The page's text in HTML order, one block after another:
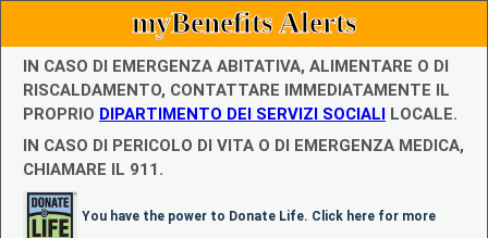
myBenefits Alerts
IN CASO DI EMERGENZA ABITATIVA, ALIMENTARE O DI
RISCALDAMENTO, CONTATTARE IMMEDIATAMENTE IL
PROPRIO DIPARTIMENTO DEI SERVIZI SOCIALI LOCALE.
IN CASO DI PERICOLO DI VITA O DI EMERGENZA MEDICA,
CHIAMARE IL 911.
You have the power to Donate Life. Click here for more